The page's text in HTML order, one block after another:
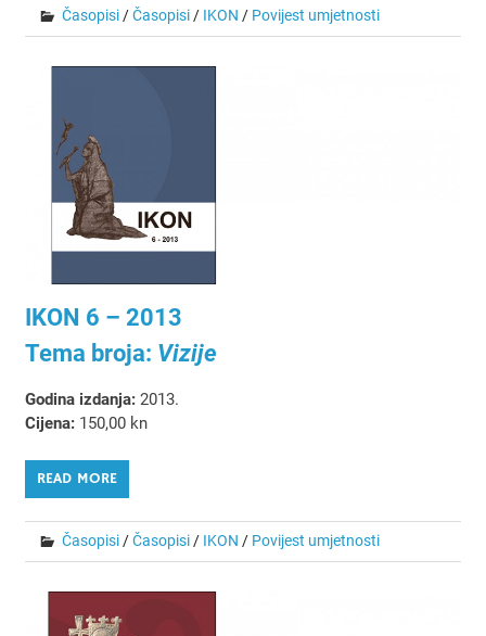
Časopisi/Časopisi/ IKON / Povijest umjetnosti
IKON 6 – 2013
Tema broja: Vizije
Godina izdanja:2013.
Cijena:150,00 kn
READ MORE
Časopisi/Časopisi/ IKON / Povijest umjetnosti